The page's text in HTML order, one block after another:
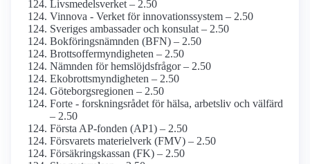
Livsmedels­verket – 2.50
Vinnova - Verket för innovations­system – 2.50
Sveriges ambassader och konsulat – 2.50
Bokförings­nämnden (BFN) – 2.50
Brottsoffer­myndigheten – 2.50
Nämnden för hemslöjds­frågor – 2.50
Ekobrotts­myndigheten – 2.50
Göteborgs­regionen – 2.50
Forte - forskningsrådet för hälsa, arbetsliv och välfärd
– 2.50
Första AP-fonden (AP1) – 2.50
Försvarets materielverk (FMV) – 2.50
Försäkringskassan (FK) – 2.50